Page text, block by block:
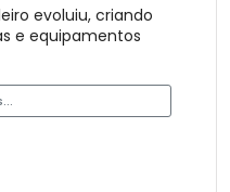
evoluiu, criando
e equipamentos